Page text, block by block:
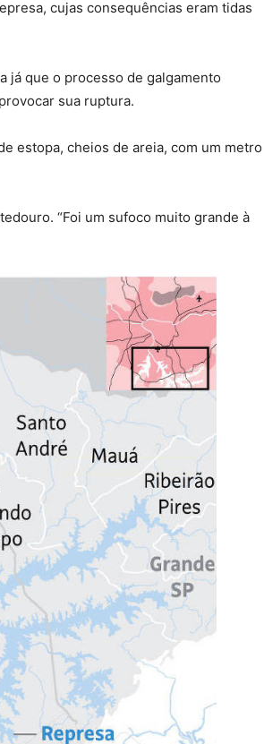
cujas consequências eram tidas
já que o processo de galgamento
sua ruptura.
estopa, cheios de areia, com um metro
“Foi um sufoco muito grande à